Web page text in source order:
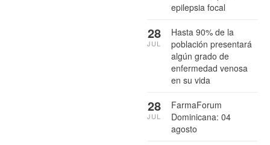
epilepsia focal
Hasta 90% de la
población presentará
algún grado de
enfermedad venosa
en su vida
28
JUL
FarmaForum
Dominicana: 04
agosto
28
JUL